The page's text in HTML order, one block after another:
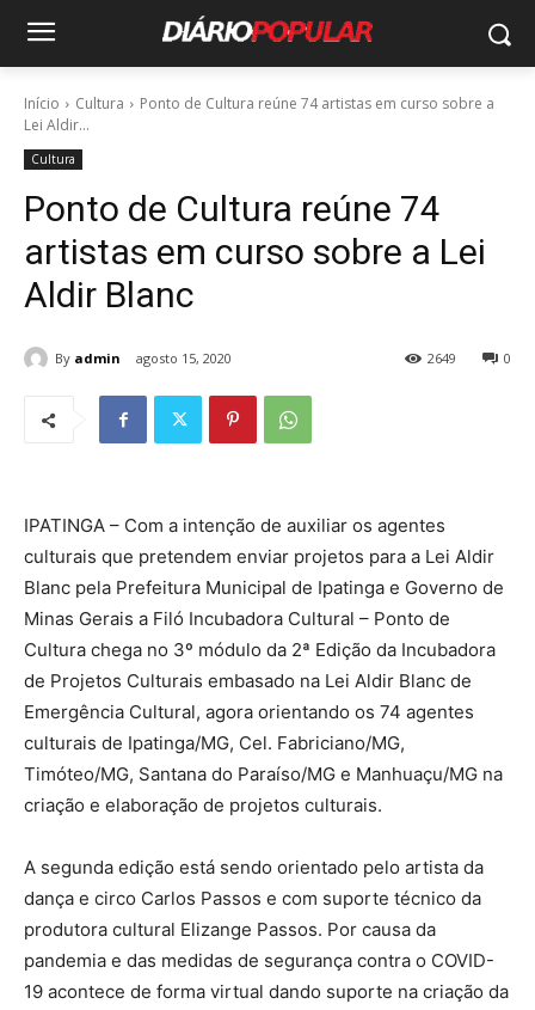
Início Cultura
Ponto de Cultura reúne 74 artistas em curso sobre a
Lei Aldir...
Cultura
Ponto de Cultura reúne 74
artistas em curso sobre a Lei
Aldir Blanc
By admin agosto 15, 2020 0
2649
IPATINGA – Com a intenção de auxiliar os agentes
culturais que pretendem enviar projetos para a Lei Aldir
Blanc pela Prefeitura Municipal de Ipatinga e Governo de
Minas Gerais a Filó Incubadora Cultural – Ponto de
Cultura chega no 3º módulo da 2ª Edição da Incubadora
de Projetos Culturais embasado na Lei Aldir Blanc de
Emergência Cultural, agora orientando os 74 agentes
culturais de Ipatinga/MG, Cel. Fabriciano/MG,
Timóteo/MG, Santana do Paraíso/MG e Manhuaçu/MG na
criação e elaboração de projetos culturais.
A segunda edição está sendo orientado pelo artista da
dança e circo Carlos Passos e com suporte técnico da
produtora cultural Elizange Passos. Por causa da
pandemia e das medidas de segurança contra o COVID-
19 acontece de forma virtual dando suporte na criação da